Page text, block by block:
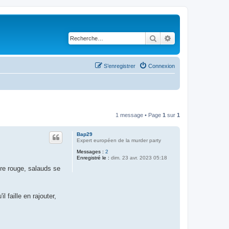
Rechercher
Connexion
S’enregistrer
1 message • Page 1 sur 1
Bap29
Expert européen de la murder party
Messages : 2
Enregistré le : dim. 23 avr. 2023 05:18
rouge, salauds se
faille en rajouter,